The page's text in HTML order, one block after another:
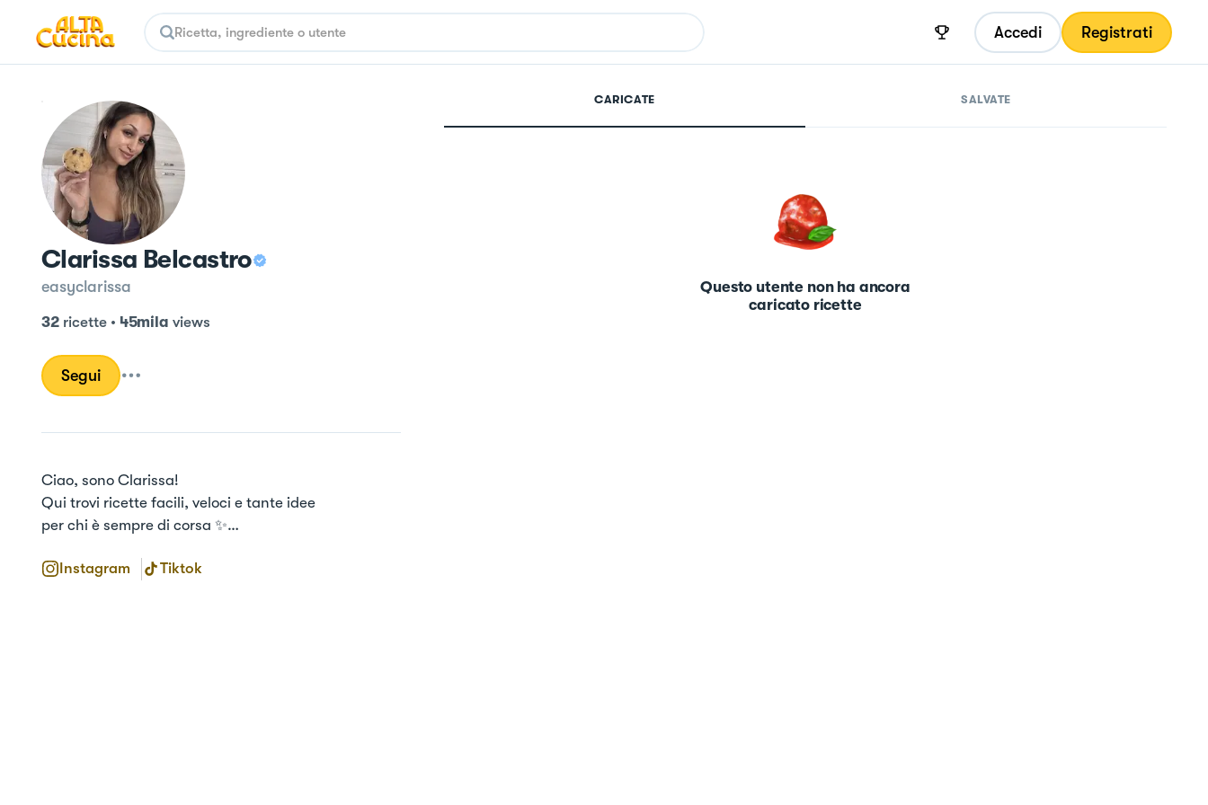
Accedi Registrati
Clarissa Belcastro
easyclarissa
32 ricette• 45mila views
Segui
Ciao, sono Clarissa!
Qui trovi ricette facili, veloci e tante idee
per chi è sempre di corsa ✨
Instagram
Tiktok
CARICATE SALVATE
Questo utente non ha ancora
caricato ricette